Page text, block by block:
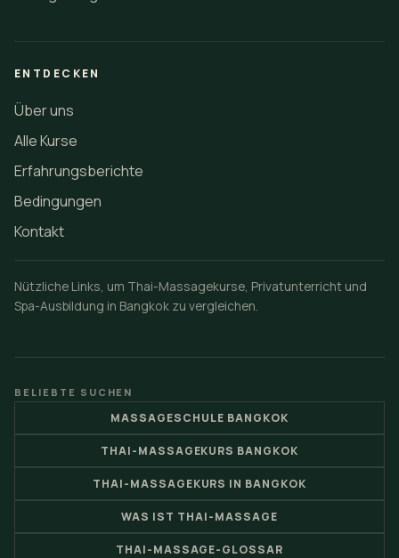
ENTDECKEN
Über uns
Alle Kurse
Erfahrungsberichte
Bedingungen
Kontakt
Nützliche Links, um Thai-Massagekurse, Privatunterricht und
Spa-Ausbildung in Bangkok zu vergleichen.
BELIEBTE SUCHEN
MASSAGESCHULE BANGKOK
THAI-MASSAGEKURS BANGKOK
THAI-MASSAGEKURS IN BANGKOK
WAS IST THAI-MASSAGE
THAI-MASSAGE-GLOSSAR